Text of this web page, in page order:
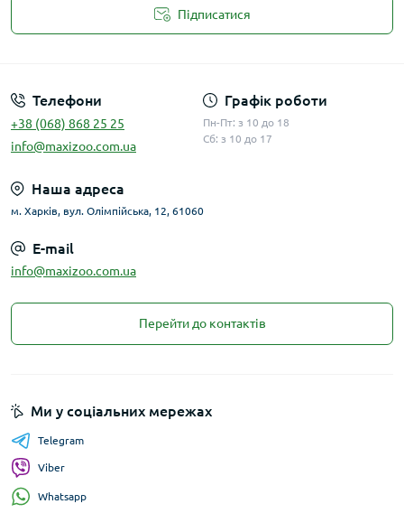
Підписатися
Телефони
+38 (068) 868 25 25
info@maxizoo.com.ua
Графік роботи
Пн-Пт: з 10 до 18
Сб: з 10 до 17
Наша адреса
м. Харків, вул. Олімпійська, 12, 61060
E-mail
info@maxizoo.com.ua
Перейти до контактів
Ми у соціальних мережах
Telegram
Viber
Whatsapp